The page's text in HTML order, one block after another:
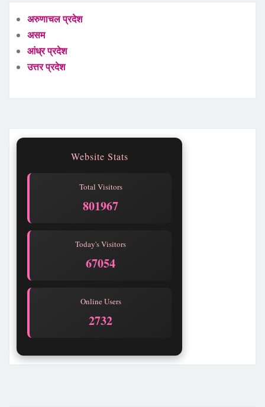
अरुणाचल प्रदेश
असम
आंध्र प्रदेश
उत्तर प्रदेश
Website Stats
Total Visitors
801971
Today's Visitors
67058
Online Users
2732